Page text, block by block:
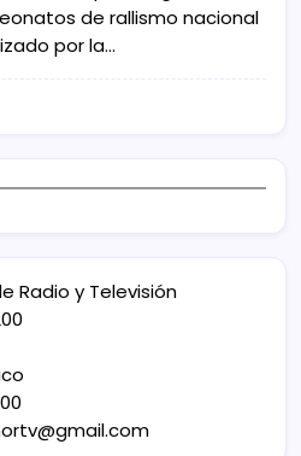
de rallismo nacional
por la…
Radio y Televisión